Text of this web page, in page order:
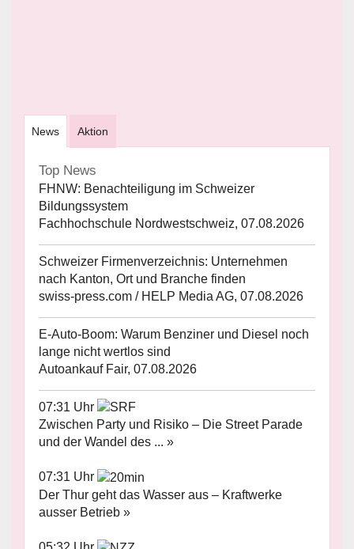
News Aktion
Top News
FHNW: Benachteiligung im Schweizer
Bildungssystem
Fachhochschule Nordwestschweiz, 07.08.2026
Schweizer Firmenverzeichnis: Unternehmen
nach Kanton, Ort und Branche finden
swiss-press.com / HELP Media AG, 07.08.2026
E-Auto-Boom: Warum Benziner und Diesel noch
lange nicht wertlos sind
Autoankauf Fair, 07.08.2026
07:31 Uhr
Zwischen Party und Risiko – Die Street Parade
und der Wandel des ... »
07:31 Uhr
Der Thur geht das Wasser aus – Kraftwerke
ausser Betrieb »